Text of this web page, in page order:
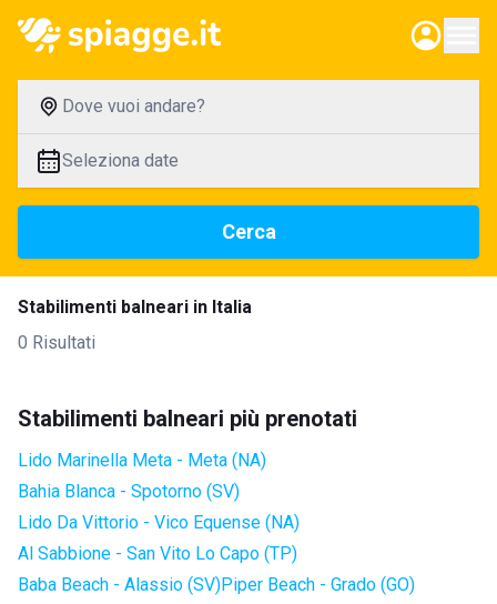
Dove vuoi andare?
Seleziona date
Cerca
Stabilimenti balneari in Italia
0 Risultati
Stabilimenti balneari più prenotati
Lido Marinella Meta - Meta (NA)
Bahia Blanca - Spotorno (SV)
Lido Da Vittorio - Vico Equense (NA)
Al Sabbione - San Vito Lo Capo (TP)
Baba Beach - Alassio (SV)Piper Beach - Grado (GO)